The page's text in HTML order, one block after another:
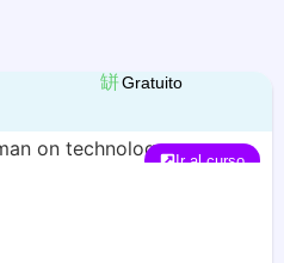
Gratuito
Ir al curso